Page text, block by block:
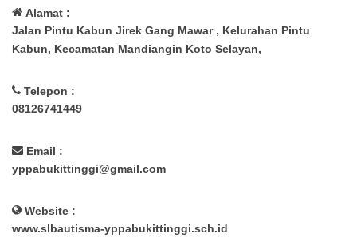
Alamat :
Jalan Pintu Kabun Jirek Gang Mawar , Kelurahan Pintu
Kabun, Kecamatan Mandiangin Koto Selayan,
Telepon :
08126741449
Email :
yppabukittinggi@gmail.com
Website :
www.slbautisma-yppabukittinggi.sch.id